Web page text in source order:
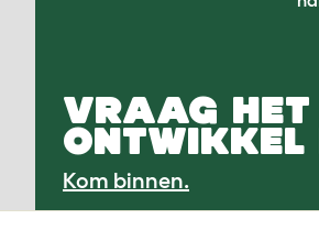
VRAAG HET
ONTWIKKEL
Kom binnen.